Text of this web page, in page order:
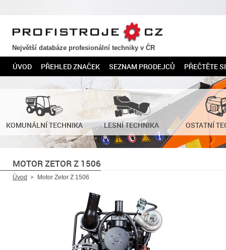
PROFISTROJE.CZ
Největší databáze profesionální techniky v ČR
ÚVOD PŘEHLED ZNAČEK SEZNAM PRODEJCŮ PŘEČTĚTE SI
KOMUNÁLNÍ TECHNIKA LESNÍ TECHNIKA OSTATNÍ
MOTOR ZETOR Z 1506
Úvod Motor Zetor Z 1506